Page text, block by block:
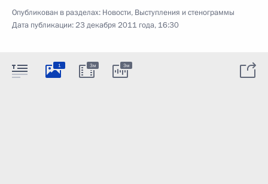
Опубликован в разделах: Новости, Выступления и стенограммы
Дата публикации:23 декабря 2011 года, 16:30
1 3м 3м